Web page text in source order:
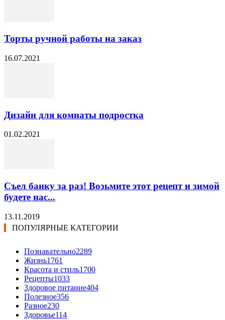
Торты ручной работы на заказ
16.07.2021
Дизайн для комнаты подростка
01.02.2021
Съел банку за раз! Возьмите этот рецепт и зимой
будете нас...
13.11.2019
ПОПУЛЯРНЫЕ КАТЕГОРИИ
Познавательно2289
Жизнь1761
Красота и стиль1700
Рецепты1033
Здоровое питание404
Полезное356
Разное230
Здоровье114